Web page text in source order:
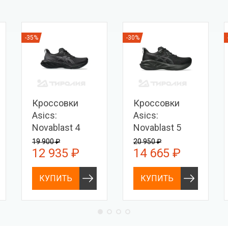
-35%
Кроссовки
Asics:
Novablast 4
19 900 ₽
12 935 ₽
КУПИТЬ
-30%
Кроссовки
Asics:
Novablast 5
20 950 ₽
14 665 ₽
КУПИТЬ